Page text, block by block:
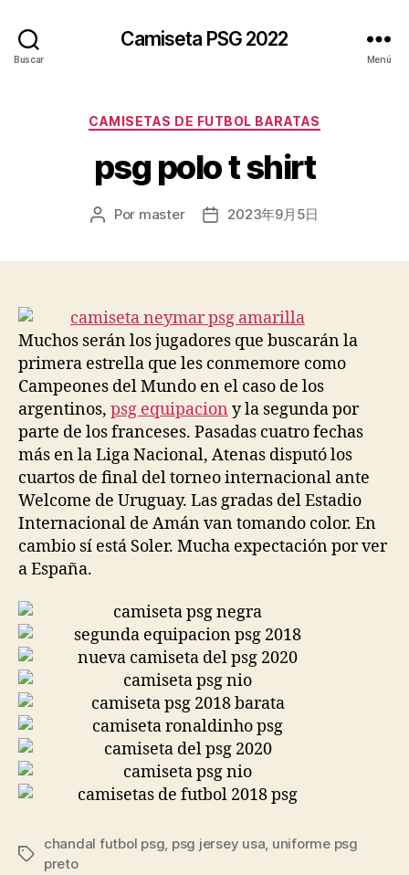
Buscar
Camiseta PSG 2022
Menú
Categorías
CAMISETAS DE FUTBOL BARATAS
psg polo t shirt
Autor
Por master
Fecha2023年9月5日
Muchos serán los jugadores que buscarán la
primera estrella que les conmemore como
Campeones del Mundo en el caso de los
argentinos, psg equipacion y la segunda por
parte de los franceses. Pasadas cuatro fechas
más en la Liga Nacional, Atenas disputó los
cuartos de final del torneo internacional ante
Welcome de Uruguay. Las gradas del Estadio
Internacional de Amán van tomando color. En
cambio sí está Soler. Mucha expectación por ver
a España.
Etiquetas
chandal futbol psg, psg jersey usa, uniforme psg
preto